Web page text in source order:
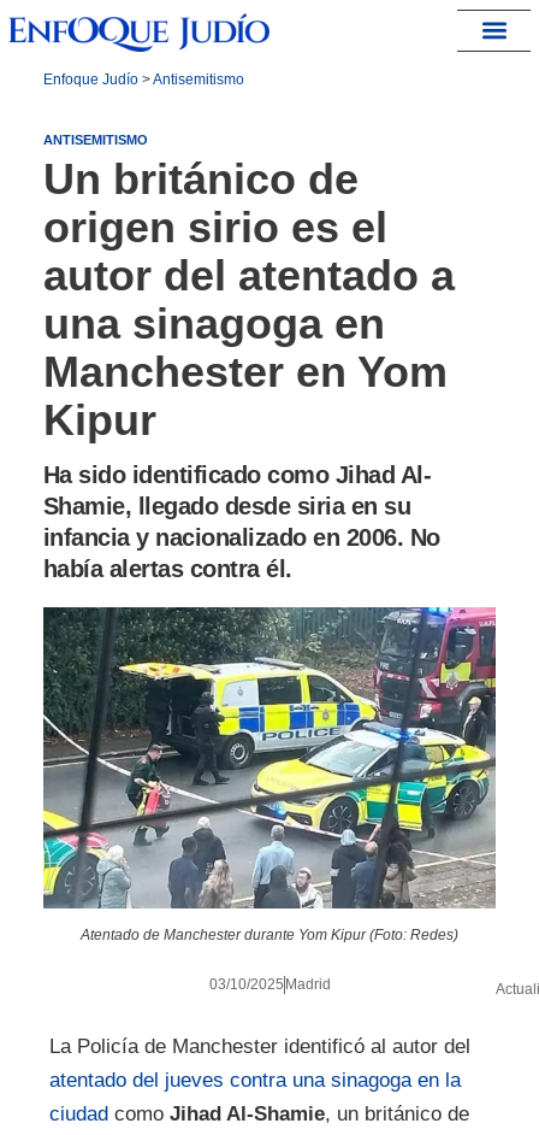
Enfoque Judío>Antisemitismo
ANTISEMITISMO
Un británico de
origen sirio es el
autor del atentado a
una sinagoga en
Manchester en Yom
Kipur
Ha sido identificado como Jihad Al-
Shamie, llegado desde siria en su
infancia y nacionalizado en 2006. No
había alertas contra él.
Atentado de Manchester durante Yom Kipur (Foto: Redes)
03/10/2025 Madrid
La Policía de Manchester identificó al autor del
atentado del jueves contra una sinagoga en la
ciudad como Jihad Al-Shamie, un británico de